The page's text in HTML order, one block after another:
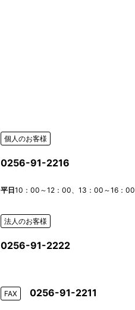
個人のお客様
0256-91-2216
平日10：00～12：00、13：00～16：00
法人のお客様
0256-91-2222
FAX 0256-91-2211